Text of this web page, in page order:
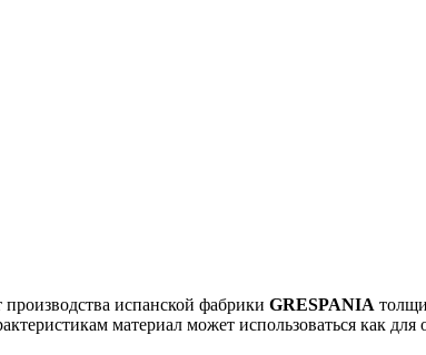
испанской фабрики GRESPANIA
материал может использоваться как